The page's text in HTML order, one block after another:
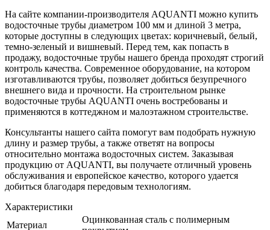
На сайте компании-производителя AQUANTI можно купить
водосточные трубы диаметром 100 мм и длиной 3 метра,
которые доступны в следующих цветах: коричневый, белый,
темно-зеленый и вишневый. Перед тем, как попасть в
продажу, водосточные трубы нашего бренда проходят строгий
контроль качества. Современное оборудование, на котором
изготавливаются трубы, позволяет добиться безупречного
внешнего вида и прочности. На строительном рынке
водосточные трубы AQUANTI очень востребованы и
применяются в коттеджном и малоэтажном строительстве.
Консультанты нашего сайта помогут вам подобрать нужную
длину и размер трубы, а также ответят на вопросы
относительно монтажа водосточных систем. Заказывая
продукцию от AQUANTI, вы получаете отличный уровень
обслуживания и европейское качество, которого удается
добиться благодаря передовым технологиям.
Характеристики
Материал
Оцинкованная сталь с полимерным